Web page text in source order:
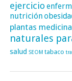
ejercicio
nutrición
plantas
naturales
salud SEOM tabaco